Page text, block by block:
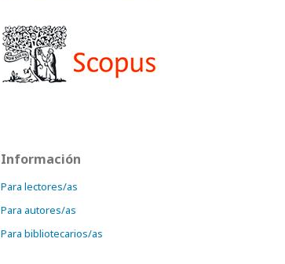
Información
Para lectores/as
Para autores/as
Para bibliotecarios/as